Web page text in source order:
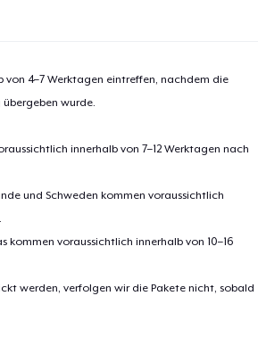
von 4–7 Werktagen eintreffen, nachdem die
wurde.
innerhalb von 7–12 Werktagen nach
und Schweden kommen voraussichtlich
kommen voraussichtlich innerhalb von 10–16
werden, verfolgen wir die Pakete nicht, sobald